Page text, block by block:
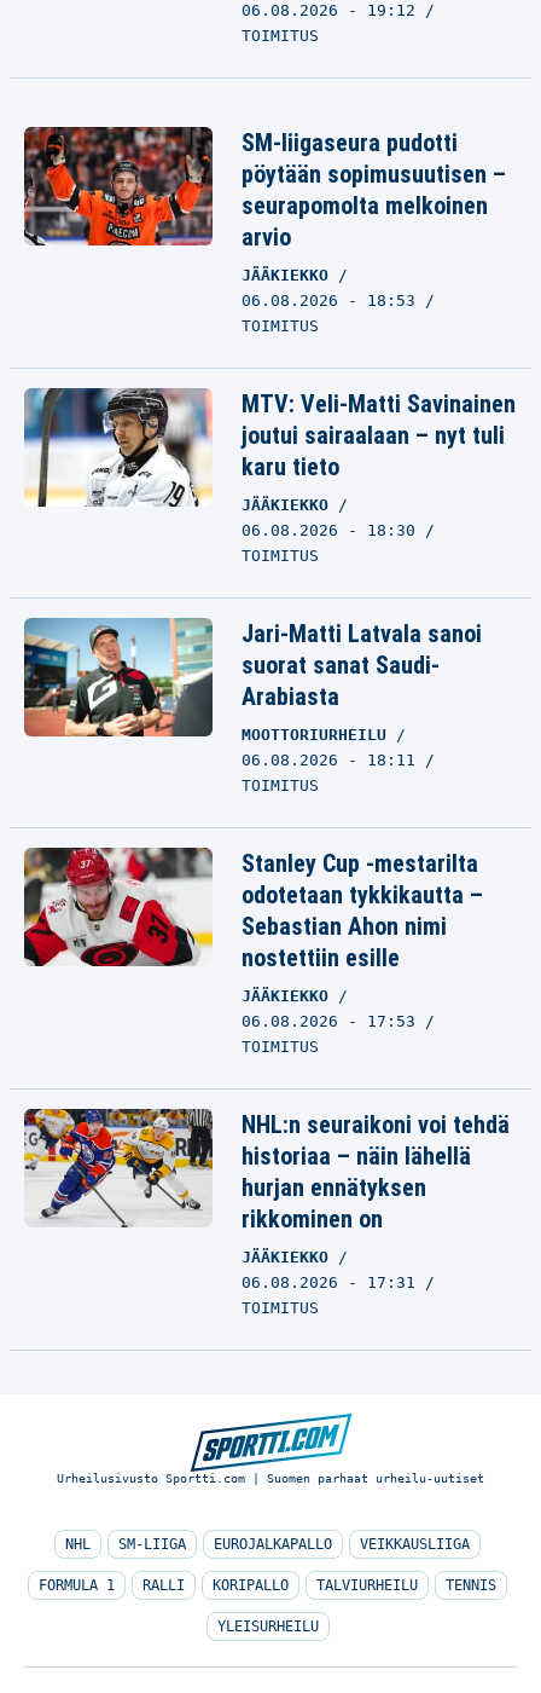
06.08.2026 - 19:12
TOIMITUS
SM-liigaseura pudotti
pöytään sopimusuutisen –
seurapomolta melkoinen
arvio
JÄÄKIEKKO
06.08.2026 - 18:53
TOIMITUS
MTV: Veli-Matti Savinainen
joutui sairaalaan – nyt tuli
karu tieto
JÄÄKIEKKO
06.08.2026 - 18:30
TOIMITUS
Jari-Matti Latvala sanoi
suorat sanat Saudi-
Arabiasta
MOOTTORIURHEILU
06.08.2026 - 18:11
TOIMITUS
Stanley Cup -mestarilta
odotetaan tykkikautta –
Sebastian Ahon nimi
nostettiin esille
JÄÄKIEKKO
06.08.2026 - 17:53
TOIMITUS
NHL:n seuraikoni voi tehdä
historiaa – näin lähellä
hurjan ennätyksen
rikkominen on
JÄÄKIEKKO
06.08.2026 - 17:31
TOIMITUS
Urheilusivusto Sportti.com | Suomen parhaat urheilu-uutiset
NHL SM-LIIGA EUROJALKAPALLO VEIKKAUSLIIGA
FORMULA 1 RALLI KORIPALLO TALVIURHEILU TENNIS
YLEISURHEILU